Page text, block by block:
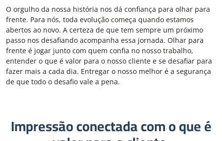
O orgulho da nossa história nos dá confiança para olhar para
frente. Para nós, toda evolução começa quando estamos
abertos ao novo. A certeza de que tem sempre um próximo
passo nos desafiando acompanha essa jornada. Olhar para
frente é jogar junto com quem confia no nosso trabalho,
entender o que é valor para o nosso cliente e se desafiar para
fazer mais a cada dia. Entregar o nosso melhor é a segurança
de que todo o desafio vale a pena.
Impressão conectada com o que é